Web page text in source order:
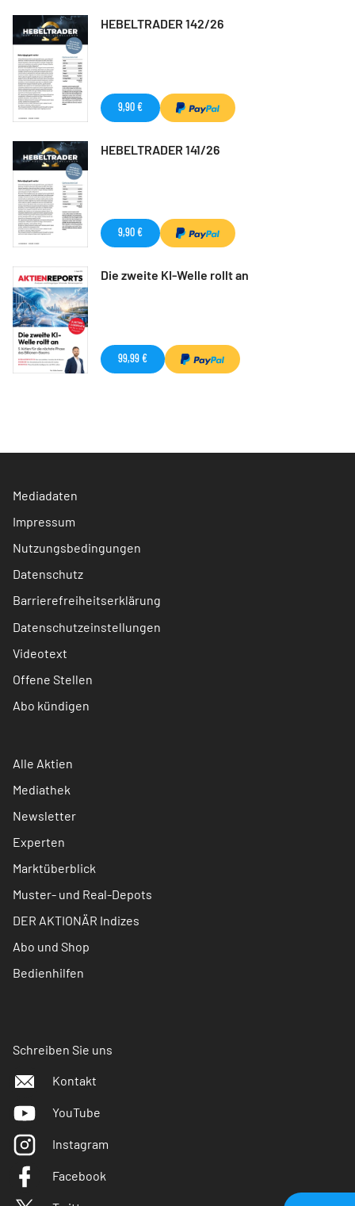
HEBELTRADER 142/26
9,90 €
HEBELTRADER 141/26
9,90 €
Die zweite KI-Welle rollt an
99,99 €
Mediadaten
Impressum
Nutzungsbedingungen
Datenschutz
Barrierefreiheitserklärung
Datenschutzeinstellungen
Videotext
Offene Stellen
Abo kündigen
Alle Aktien
Mediathek
Newsletter
Experten
Marktüberblick
Muster- und Real-Depots
DER AKTIONÄR Indizes
Abo und Shop
Bedienhilfen
Schreiben Sie uns
Kontakt
YouTube
Instagram
Facebook